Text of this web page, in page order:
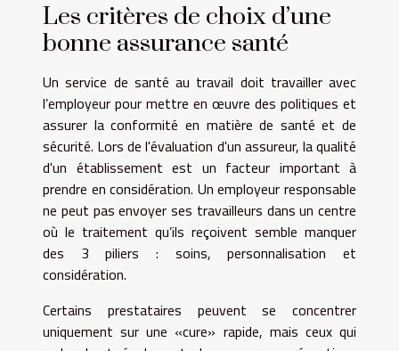
Les critères de choix d’une
bonne assurance santé
Un service de santé au travail doit travailler avec
l’employeur pour mettre en œuvre des politiques et
assurer la conformité en matière de santé et de
sécurité. Lors de l'évaluation d'un assureur, la qualité
d'un établissement est un facteur important à
prendre en considération. Un employeur responsable
ne peut pas envoyer ses travailleurs dans un centre
où le traitement qu’ils reçoivent semble manquer
des 3 piliers : soins, personnalisation et
considération.
Certains prestataires peuvent se concentrer
uniquement sur une «cure» rapide, mais ceux qui